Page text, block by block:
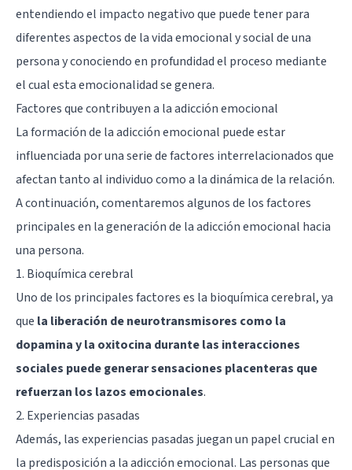
entendiendo el impacto negativo que puede tener para
diferentes aspectos de la vida emocional y social de una
persona y conociendo en profundidad el proceso mediante
el cual esta emocionalidad se genera.
Factores que contribuyen a la adicción emocional
La formación de la adicción emocional puede estar
influenciada por una serie de factores interrelacionados que
afectan tanto al individuo como a la dinámica de la relación.
A continuación, comentaremos algunos de los factores
principales en la generación de la adicción emocional hacia
una persona.
1. Bioquímica cerebral
Uno de los principales factores es la bioquímica cerebral, ya
que la liberación de neurotransmisores como la
dopamina y la oxitocina durante las interacciones
sociales puede generar sensaciones placenteras que
refuerzan los lazos emocionales.
2. Experiencias pasadas
Además, las experiencias pasadas juegan un papel crucial en
la predisposición a la adicción emocional. Las personas que